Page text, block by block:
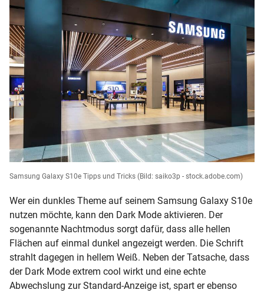
Samsung Galaxy S10e Tipps und Tricks (Bild: saiko3p - stock.adobe.com)
Wer ein dunkles Theme auf seinem Samsung Galaxy S10e
nutzen möchte, kann den Dark Mode aktivieren. Der
sogenannte Nachtmodus sorgt dafür, dass alle hellen
Flächen auf einmal dunkel angezeigt werden. Die Schrift
strahlt dagegen in hellem Weiß. Neben der Tatsache, dass
der Dark Mode extrem cool wirkt und eine echte
Abwechslung zur Standard-Anzeige ist, spart er ebenso